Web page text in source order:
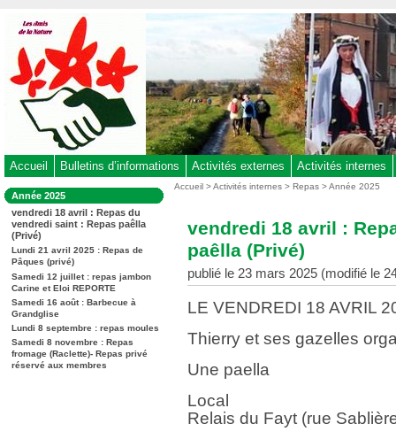
au
contenu
-
Aller
au
menu
-
à
la
recherche
Accueil Bulletins d’informations Activités externes Activités internes
Dans
la
rubrique
:
Année 2025
vendredi 18 avril : Repas du
vendredi saint : Repas paêlla
(Privé)
Lundi 21 avril 2025 : Repas de
Pâques (privé)
Samedi 12 juillet : repas jambon
Carine et Eloi REPORTE
Samedi 16 août : Barbecue à
Grandglise
Lundi 8 septembre : repas moules
Samedi 8 novembre : Repas
fromage (Raclette)- Repas privé
réservé aux membres
Vous
Accueil >Activités internes >Repas >Année 2025
vendredi 18 avril :
paêlla (Privé)
publié le 23 mars 2025 (modifié le
LE VENDREDI 18 AVRIL
Thierry et ses gazelles
Une paella
Local
Relais du Fayt (rue